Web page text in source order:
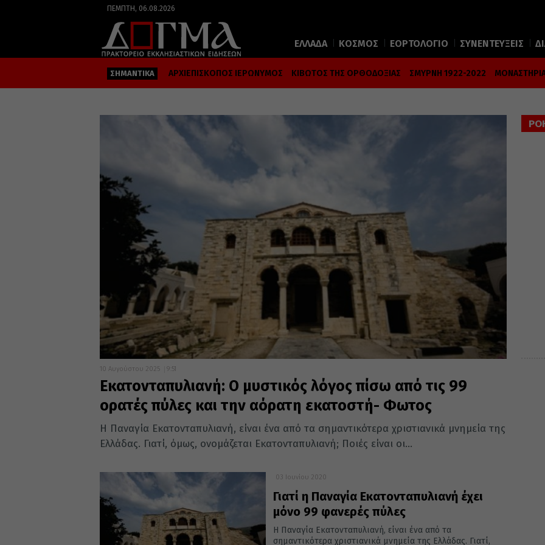
ΠΈΜΠΤΗ, 06.08.2026
ΕΛΛΑΔΑ ΚΟΣΜΟΣ ΕΟΡΤΟΛΟΓΙΟ ΣΥΝΕΝΤΕΥΞΕΙΣ
ΣΗΜΑΝΤΙΚΑ ΑΡΧΙΕΠΙΣΚΟΠΟΣ ΙΕΡΩΝΥΜΟΣ ΚΙΒΩΤΟΣ ΤΗΣ ΟΡΘΟΔΟΞΙΑΣ ΣΜΥΡΝΗ 1922-2022
10 Αυγούστου 2025 9:51
Εκατονταπυλιανή: Ο μυστικός λόγος πίσω από τις 99
ορατές πύλες και την αόρατη εκατοστή- Φωτος
Η Παναγία Εκατονταπυλιανή, είναι ένα από τα σημαντικότερα χριστιανικά μνημεία της
Ελλάδας. Γιατί, όμως, ονομάζεται Εκατονταπυλιανή; Ποιές είναι οι...
03 Ιουνίου 2020
Γιατί η Παναγία Εκατονταπυλιανή έχει
μόνο 99 φανερές πύλες
Η Παναγία Εκατονταπυλιανή, είναι ένα από τα
σημαντικότερα χριστιανικά μνημεία της Ελλάδας. Γιατί,